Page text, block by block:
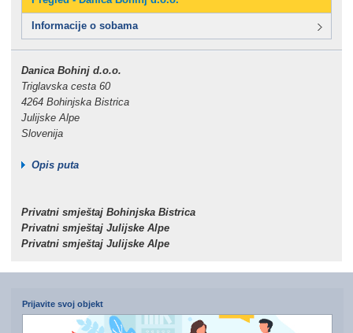
Informacije o sobama
Danica Bohinj d.o.o.
Triglavska cesta 60
4264 Bohinjska Bistrica
Julijske Alpe
Slovenija
Opis puta
Privatni smještaj Bohinjska Bistrica
Privatni smještaj Julijske Alpe
Privatni smještaj Julijske Alpe
Prijavite svoj objekt